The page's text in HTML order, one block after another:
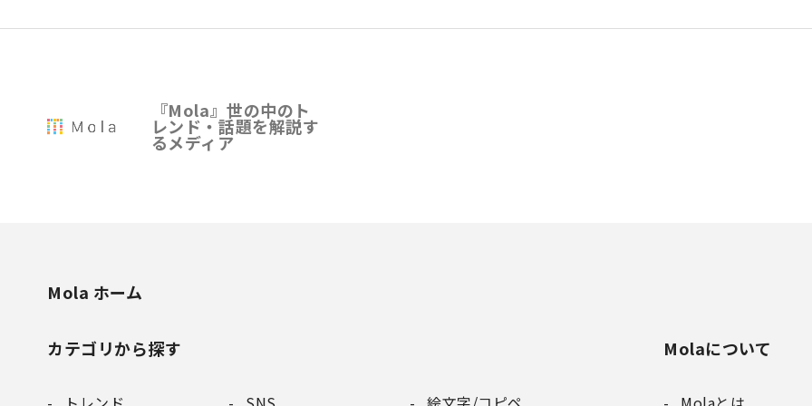
『Mola』世の中のト
レンド・話題を解説す
るメディア
Mola ホーム
カテゴリから探す Molaについて